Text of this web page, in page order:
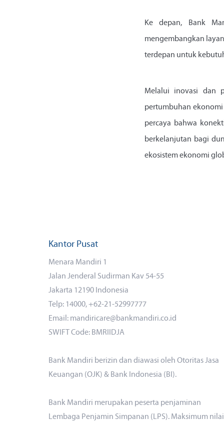
Ke depan, Bank
mengembangkan
terdepan untuk
Melalui inovasi dan
pertumbuhan ekonomi
percaya bahwa
berkelanjutan bagi
ekosistem ekonomi
Kantor Pusat
Menara Mandiri 1
Jalan Jenderal Sudirman Kav 54-55
Jakarta 12190 Indonesia
Telp: 14000, +62-21-52997777
Email: mandiricare@bankmandiri.co.id
SWIFT Code: BMRIIDJA
Bank Mandiri berizin dan diawasi oleh Otoritas Jasa
Keuangan (OJK) & Bank Indonesia (BI).
Bank Mandiri merupakan peserta penjaminan
Lembaga Penjamin Simpanan (LPS). Maksimum nilai